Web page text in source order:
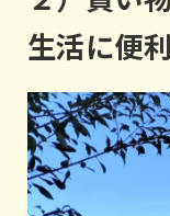
生活に便